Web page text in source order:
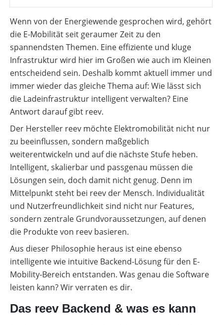
Voraussetzungen
Wärmepumpe:
Wirtschaftlichkeit
berechnen
Vergleiche
&
Freigabelisten
Erfassungsbögen
Wallbox-
Ladesäulen-
Leitfaden
PV-
Unabhängigkeitsrechner
Marktstammdatenregister
Wenn von der Energiewende gesprochen wird, gehört
die E-Mobilität seit geraumer Zeit zu den
spannendsten Themen. Eine effiziente und kluge
Infrastruktur wird hier im Großen wie auch im Kleinen
entscheidend sein. Deshalb kommt aktuell immer und
immer wieder das gleiche Thema auf: Wie lässt sich
die Ladeinfrastruktur intelligent verwalten? Eine
Antwort darauf gibt reev.
Der Hersteller reev möchte Elektromobilität nicht nur
zu beeinflussen, sondern maßgeblich
weiterentwickeln und auf die nächste Stufe heben.
Intelligent, skalierbar und passgenau müssen die
Lösungen sein, doch damit nicht genug. Denn im
Mittelpunkt steht bei reev der Mensch. Individualität
und Nutzerfreundlichkeit sind nicht nur Features,
sondern zentrale Grundvoraussetzungen, auf denen
die Produkte von reev basieren.
Aus dieser Philosophie heraus ist eine ebenso
intelligente wie intuitive Backend-Lösung für den E-
Mobility-Bereich entstanden. Was genau die Software
leisten kann? Wir verraten es dir.
Das reev Backend & was es kann